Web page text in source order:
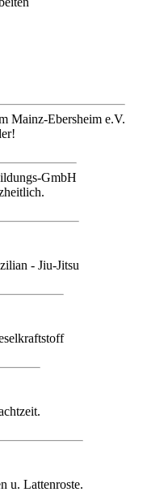
Mainz-Ebersheim e.V.
GmbH
- Jiu-Jitsu
u. Lattenroste.